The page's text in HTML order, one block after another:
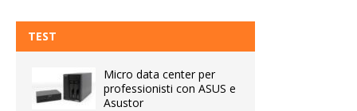
TEST
Micro data center per
professionisti con ASUS e
Asustor